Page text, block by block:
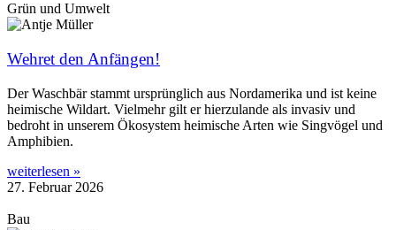
Grün und Umwelt
Wehret den Anfängen!
Der Waschbär stammt ursprünglich aus Nordamerika und ist keine
heimische Wildart. Vielmehr gilt er hierzulande als invasiv und
bedroht in unserem Ökosystem heimische Arten wie Singvögel und
Amphibien.
weiterlesen »
27. Februar 2026
Bau